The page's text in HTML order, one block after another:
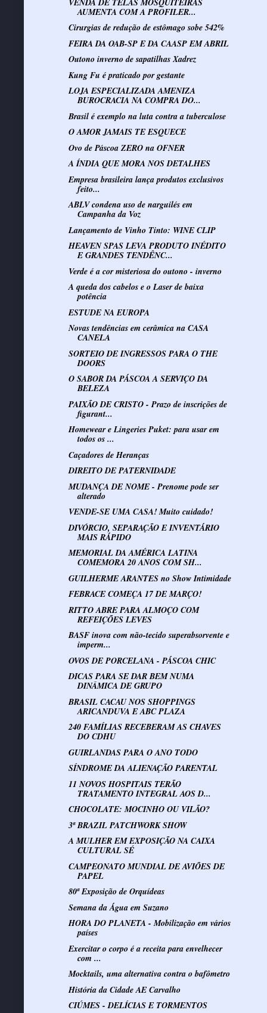
AUMENTA COM A PROFILER...
Cirurgias de redução de estômago sobe 542%
FEIRA DA OAB-SP E DA CAASP EM ABRIL
Outono inverno de sapatilhas Xadrez
Kung Fu é praticado por gestante
LOJA ESPECIALIZADA AMENIZA
BUROCRACIA NA COMPRA DO...
Brasil é exemplo na luta contra a tuberculose
O AMOR JAMAIS TE ESQUECE
Ovo de Páscoa ZERO na OFNER
A ÍNDIA QUE MORA NOS DETALHES
Empresa brasileira lança produtos exclusivos
feito...
ABLV condena uso de narguilés em
Campanha da Voz
Lançamento de Vinho Tinto: WINE CLIP
HEAVEN SPAS LEVA PRODUTO INÉDITO
E GRANDES TENDÊNC...
Verde é a cor misteriosa do outono - inverno
A queda dos cabelos e o Laser de baixa
potência
ESTUDE NA EUROPA
Novas tendências em cerâmica na CASA
CANELA
SORTEIO DE INGRESSOS PARA O THE
DOORS
O SABOR DA PÁSCOA A SERVIÇO DA
BELEZA
PAIXÃO DE CRISTO - Prazo de inscrições de
figurant...
Homewear e Lingeries Puket: para usar em
todos os ...
Caçadores de Heranças
DIREITO DE PATERNIDADE
MUDANÇA DE NOME - Prenome pode ser
alterado
VENDE-SE UMA CASA! Muito cuidado!
DIVÓRCIO, SEPARAÇÃO E INVENTÁRIO
MAIS RÁPIDO
MEMORIAL DA AMÉRICA LATINA
COMEMORA 20 ANOS COM SH...
GUILHERME ARANTES no Show Intimidade
FEBRACE COMEÇA 17 DE MARÇO!
RITTO ABRE PARA ALMOÇO COM
REFEIÇÕES LEVES
BASF inova com não-tecido superabsorvente e
imperm...
OVOS DE PORCELANA - PÁSCOA CHIC
DICAS PARA SE DAR BEM NUMA
DINÂMICA DE GRUPO
BRASIL CACAU NOS SHOPPINGS
ARICANDUVA E ABC PLAZA
240 FAMÍLIAS RECEBERAM AS CHAVES
DO CDHU
GUIRLANDAS PARA O ANO TODO
SÍNDROME DA ALIENAÇÃO PARENTAL
11 NOVOS HOSPITAIS TERÃO
TRATAMENTO INTEGRAL AOS D...
CHOCOLATE: MOCINHO OU VILÃO?
3ª BRAZIL PATCHWORK SHOW
A MULHER EM EXPOSIÇÃO NA CAIXA
CULTURAL SÉ
CAMPEONATO MUNDIAL DE AVIÕES DE
PAPEL
80ª Exposição de Orquídeas
Semana da Água em Suzano
HORA DO PLANETA - Mobilização em vários
países
Exercitar o corpo é a receita para envelhecer
com ...
Mocktails, uma alternativa contra o bafômetro
História da Cidade AE Carvalho
CIÚMES - DELÍCIAS E TORMENTOS